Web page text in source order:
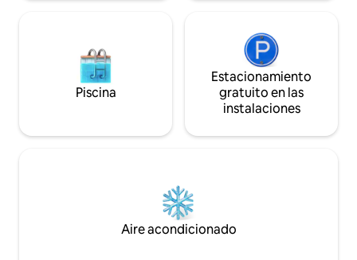
Piscina
Estacionamiento
gratuito en las
instalaciones
Aire acondicionado